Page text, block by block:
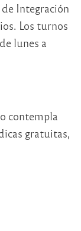
Integración
Los turnos
lunes a
contempla
gratuitas,